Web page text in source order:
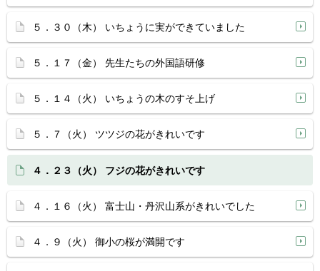
５．３０（木） いちょうに実ができていました
５．１７（金） 先生たちの外国語研修
５．１４（火） いちょうの木のすそ上げ
５．７（火） ツツジの花がきれいです
４．２３（火） フジの花がきれいです
４．１６（火） 富士山・丹沢山系がきれいでした
４．９（火） 御小の桜が満開です